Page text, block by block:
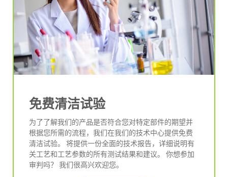
免费清洁试验
为了了解我们的产品是否符合您对特定部件的期望并
根据您所需的流程，我们在我们的技术中心提供免费
清洁试验。 将提供一份全面的技术报告，详细说明有
关工艺和工艺参数的所有测试结果和建议。 你想参加
审判吗？ 我们很高兴欢迎您。